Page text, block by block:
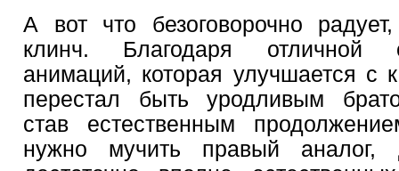
А вот что безоговорочно
клинч. Благодаря отличной
анимаций, которая улучшается с
перестал быть уродливым
став естественным
нужно мучить правый